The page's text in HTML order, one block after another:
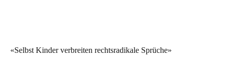
«Selbst Kinder verbreiten rechtsradikale Sprüche»